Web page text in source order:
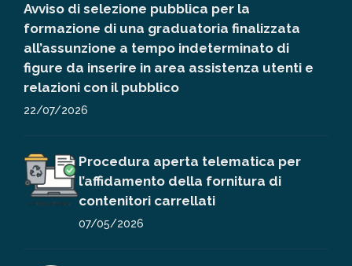
Avviso di selezione pubblica per la
formazione di una graduatoria finalizzata
all’assunzione a tempo indeterminato di
figure da inserire in area assistenza utenti e
relazioni con il pubblico
22/07/2026
Procedura aperta telematica per
l’affidamento della fornitura di
contenitori carrellati
07/05/2026